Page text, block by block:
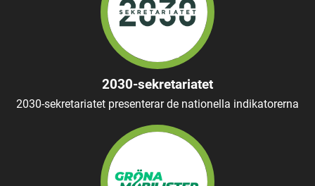
2030-sekretariatet
2030-sekretariatet presenterar de nationella indikatorerna